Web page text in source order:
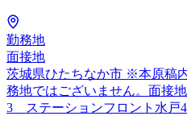
勤務地
面接地
茨城県ひたちなか市 ※本原稿
務地ではございません。面接
3 ステーションフロント水戸